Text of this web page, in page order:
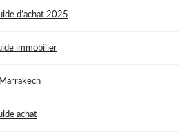
d’achat 2025
immobilier
achat